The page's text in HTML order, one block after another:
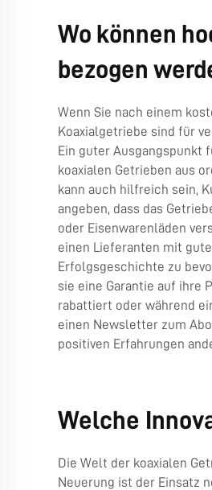
Wo können
bezogen
Wenn Sie nach einem
Koaxialgetriebe sind für
Ein guter Ausgangspunkt
koaxialen Getrieben aus
kann auch hilfreich sein,
angeben, dass das
oder Eisenwarenläden
einen Lieferanten mit
Erfolgsgeschichte zu
sie eine Garantie auf ihre
rabattiert oder während
einen Newsletter zum
positiven Erfahrungen
Welche
Die Welt der koaxialen
Neuerung ist der Einsatz